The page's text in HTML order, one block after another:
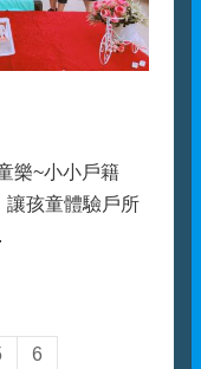
樂~小小戶籍
讓孩童體驗戶所
6